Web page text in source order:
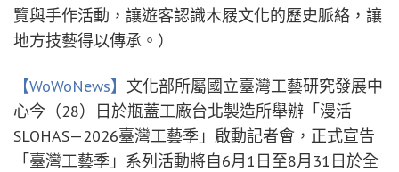
覽與手作活動，讓遊客認識木屐文化的歷史脈絡，讓
地方技藝得以傳承。）
【WoWoNews】 文化部所屬國立臺灣工藝研究發展中
心今（28）日於瓶蓋工廠台北製造所舉辦「漫活
SLOHAS—2026臺灣工藝季」啟動記者會，正式宣告
「臺灣工藝季」系列活動將自6月1日至8月31日於全